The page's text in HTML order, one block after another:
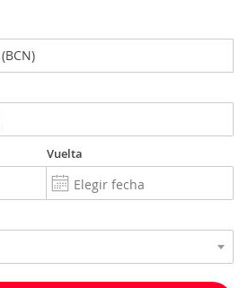
Vuelta